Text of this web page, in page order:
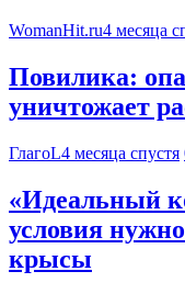
WomanHit.ru4 месяца
Повилика:
уничтожает
ГлагоL4 месяца спустя
«Идеальный
условия
крысы